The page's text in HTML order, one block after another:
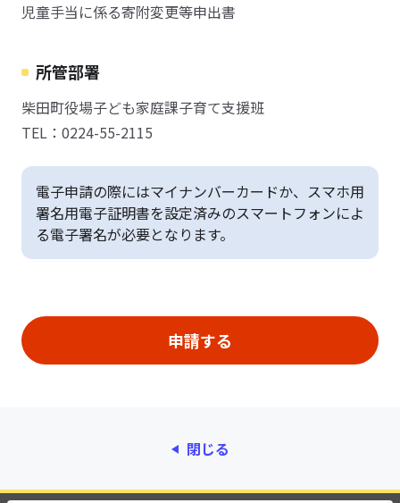
児童手当に係る寄附変更等申出書
所管部署
柴田町役場子ども家庭課子育て支援班
TEL：0224-55-2115
電子申請の際にはマイナンバーカードか、スマホ用
署名用電子証明書を設定済みのスマートフォンによ
る電子署名が必要となります。
閉じる